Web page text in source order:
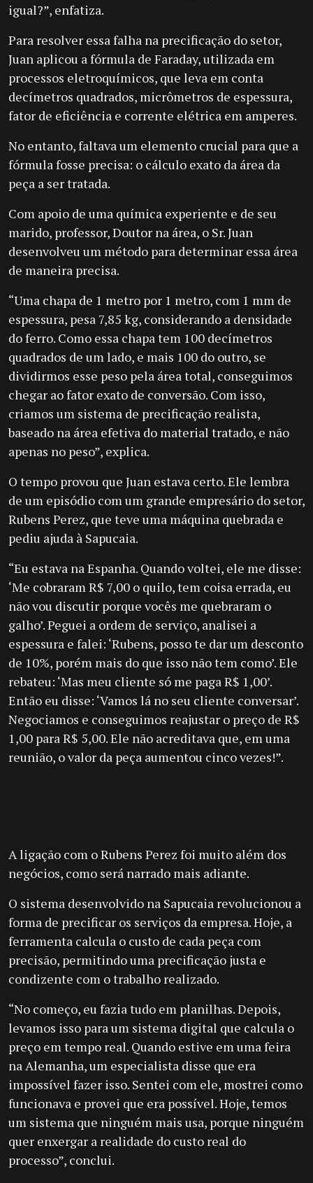
igual?”, enfatiza.
Para resolver essa falha na precificação do setor,
Juan aplicou a fórmula de Faraday, utilizada em
processos eletroquímicos, que leva em conta
decímetros quadrados, micrômetros de espessura,
fator de eficiência e corrente elétrica em amperes.
No entanto, faltava um elemento crucial para que a
fórmula fosse precisa: o cálculo exato da área da
peça a ser tratada.
Com apoio de uma química experiente e de seu
marido, professor, Doutor na área, o Sr. Juan
desenvolveu um método para determinar essa área
de maneira precisa.
“Uma chapa de 1 metro por 1 metro, com 1 mm de
espessura, pesa 7,85 kg, considerando a densidade
do ferro. Como essa chapa tem 100 decímetros
quadrados de um lado, e mais 100 do outro, se
dividirmos esse peso pela área total, conseguimos
chegar ao fator exato de conversão. Com isso,
criamos um sistema de precificação realista,
baseado na área efetiva do material tratado, e não
apenas no peso”, explica.
O tempo provou que Juan estava certo. Ele lembra
de um episódio com um grande empresário do setor,
Rubens Perez, que teve uma máquina quebrada e
pediu ajuda à Sapucaia.
“Eu estava na Espanha. Quando voltei, ele me disse:
‘Me cobraram R$ 7,00 o quilo, tem coisa errada, eu
não vou discutir porque vocês me quebraram o
galho’. Peguei a ordem de serviço, analisei a
espessura e falei: ‘Rubens, posso te dar um desconto
de 10%, porém mais do que isso não tem como’. Ele
rebateu: ‘Mas meu cliente só me paga R$ 1,00’.
Então eu disse: ‘Vamos lá no seu cliente conversar’.
Negociamos e conseguimos reajustar o preço de R$
1,00 para R$ 5,00. Ele não acreditava que, em uma
reunião, o valor da peça aumentou cinco vezes!”.
A ligação com o Rubens Perez foi muito além dos
negócios, como será narrado mais adiante.
O sistema desenvolvido na Sapucaia revolucionou a
forma de precificar os serviços da empresa. Hoje, a
ferramenta calcula o custo de cada peça com
precisão, permitindo uma precificação justa e
condizente com o trabalho realizado.
“No começo, eu fazia tudo em planilhas. Depois,
levamos isso para um sistema digital que calcula o
preço em tempo real. Quando estive em uma feira
na Alemanha, um especialista disse que era
impossível fazer isso. Sentei com ele, mostrei como
funcionava e provei que era possível. Hoje, temos
um sistema que ninguém mais usa, porque ninguém
quer enxergar a realidade do custo real do
processo”, conclui.